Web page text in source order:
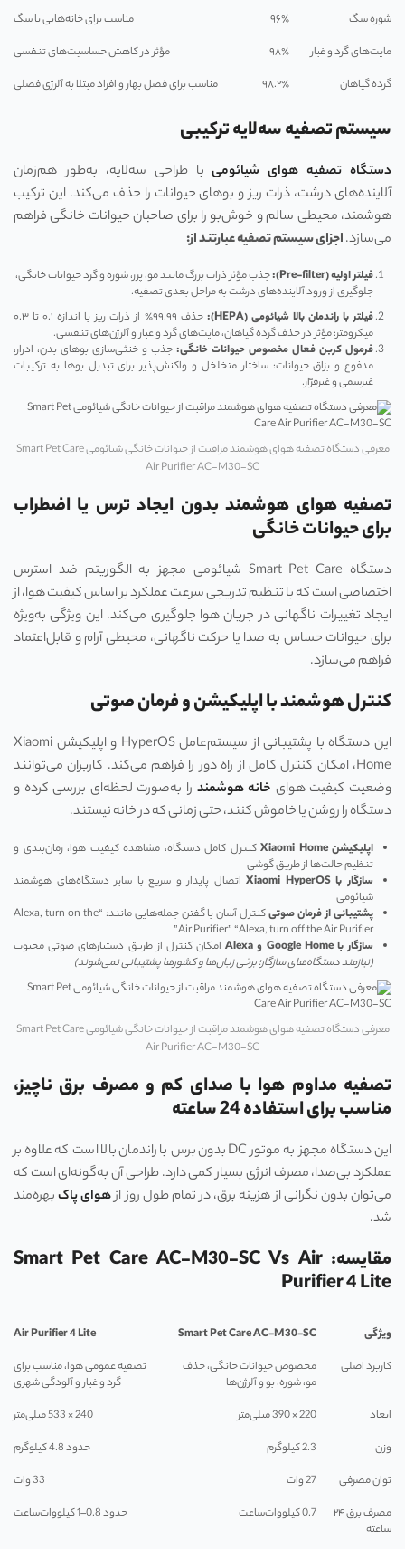
شوره سگ
۹۶٪
مناسب برای خانه‌هایی با سگ
مایت‌های گرد و غبار
۹۸٪
مؤثر در کاهش حساسیت‌های تنفسی
گرده گیاهان
۹۸.۲٪ مناسب برای فصل بهار و افراد مبتلا به آلرژی فصلی
سیستم تصفیه سه‌لایه ترکیبی
دستگاه تصفیه هوای شیائومیبا طراحی سه‌لایه، به‌طور هم‌زمان
آلاینده‌های درشت، ذرات ریز و بوهای حیوانات را حذف می‌کند. این ترکیب
هوشمند، محیطی سالم و خوش‌بو را برای صاحبان حیوانات خانگی فراهم
می‌سازد.اجزای سیستم تصفیه عبارتند از:
فیلتر اولیه(Pre-filter)
:جذب مؤثر ذرات بزرگ مانند مو، پرز، شوره و گرد حیوانات خانگی،
جلوگیری از ورود آلاینده‌های درشت به مراحل بعدی تصفیه.
فیلتر با راندمان بالا شیائومی (HEPA)
:
حذف ۹۹.۹۹٪ از ذرات ریز با اندازه ۰.۱ تا ۰.۳
میکرومتر: مؤثر در حذف گرده گیاهان، مایت‌های گرد و غبار و آلرژن‌های تنفسی.
فرمول کربن فعال مخصوص حیوانات خانگی: جذب و خنثی‌سازی بوهای بدن، ادرار،
مدفوع و بزاق حیوانات: ساختار متخلخل و واکنش‌پذیر برای تبدیل بوها به ترکیبات
غیرسمی و غیرفرّار.
معرفی دستگاه تصفیه هوای هوشمند مراقبت از حیوانات خانگی شیائومی Smart Pet Care
Air Purifier AC-M30-SC
تصفیه هوای هوشمند بدون ایجاد ترس یا اضطراب
برای حیوانات خانگی
دستگاه Smart Pet Care شیائومی مجهز به الگوریتم ضد استرس
اختصاصی است که با تنظیم تدریجی سرعت عملکرد بر اساس کیفیت هوا، از
ایجاد تغییرات ناگهانی در جریان هوا جلوگیری می‌کند. این ویژگی به‌ویژه
برای حیوانات حساس به صدا یا حرکت ناگهانی، محیطی آرام و قابل‌اعتماد
فراهم می‌سازد.
کنترل هوشمند با اپلیکیشن و فرمان صوتی
این دستگاه با پشتیبانی از سیستم‌عامل HyperOS و اپلیکیشن Xiaomi
Home، امکان کنترل کامل از راه دور را فراهم می‌کند. کاربران می‌توانند
وضعیت کیفیت هوای خانه هوشمند را به‌صورت لحظه‌ای بررسی کرده و
دستگاه را روشن یا خاموش کنند، حتی زمانی که در خانه نیستند.
اپلیکیشنXiaomi Home
کنترل کامل دستگاه، مشاهده کیفیت هوا، زمان‌بندی و
تنظیم حالت‌ها از طریق گوشی
سازگار باXiaomi HyperOS
اتصال پایدار و سریع با سایر دستگاه‌های هوشمند
شیائومی
پشتیبانی از فرمان صوتی
کنترل آسان با گفتن جمله‌هایی مانند: “Alexa, turn on the
Air Purifier” “Alexa, turn off the Air Purifier”
سازگار باGoogle Home وAlexa
امکان کنترل از طریق دستیارهای صوتی محبوب
(نیازمند دستگاه‌های سازگار؛ برخی زبان‌ها و کشورها پشتیبانی نمی‌شوند)
معرفی دستگاه تصفیه هوای هوشمند مراقبت از حیوانات خانگی شیائومی Smart Pet Care
Air Purifier AC-M30-SC
تصفیه مداوم هوا با صدای کم و مصرف برق ناچیز،
مناسب برای استفاده 24 ساعته
این دستگاه مجهز به موتور DC بدون برس با راندمان بالا است که علاوه بر
عملکرد بی‌صدا، مصرف انرژی بسیار کمی دارد. طراحی آن به‌گونه‌ای است که
می‌توان بدون نگرانی از هزینه برق، در تمام طول روز ازهوای پاکبهره‌مند
شد.
مقایسه: Smart Pet Care AC-M30-SC Vs Air
Purifier 4 Lite
ویژگی Smart Pet Care AC-M30-SC
Air Purifier 4 Lite
کاربرد اصلی
مخصوص حیوانات خانگی، حذف
مو، شوره، بو و آلرژن‌ها
تصفیه عمومی هوا، مناسب برای
گرد و غبار و آلودگی شهری
ابعاد
220 × 390 میلی‌متر
240 × 533 میلی‌متر
وزن
2.3 کیلوگرم
حدود 4.8 کیلوگرم
توان مصرفی
27 وات
33 وات
مصرف برق ۲۴
ساعته
0.7 کیلووات‌ساعت حدود 0.8–1 کیلووات‌ساعت